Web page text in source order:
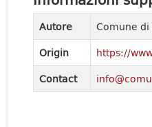
Autore
Comune di
Origin
https://
Contact